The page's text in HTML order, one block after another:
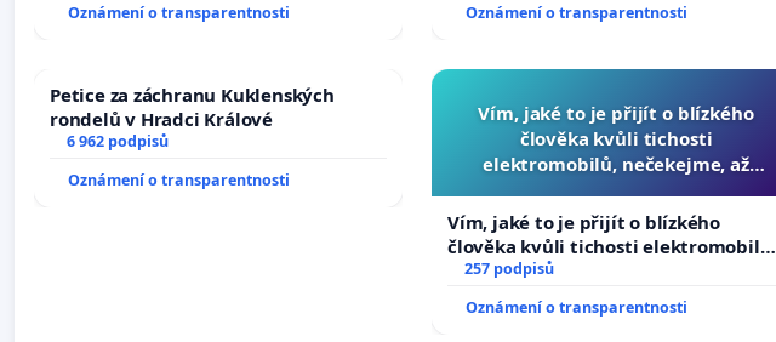
Oznámení o transparentnosti
opakovat!
Oznámení o transparentnosti
Petice za záchranu Kuklenských
rondelů v Hradci Králové
6 962 podpisů
Oznámení o transparentnosti
Vím, jaké to je přijít o blízkého
člověka kvůli tichosti
elektromobilů, nečekejme, až
auta!
Vím, jaké to je přijít o blízkého
člověka kvůli tichosti elektromobilů,
nečekejme, až přibydou další,
257 podpisů
Oznámení o transparentnosti